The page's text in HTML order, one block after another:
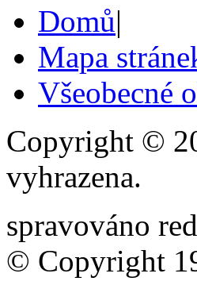
Domů|
Mapa
Všeobecné
Copyright ©
vyhrazena.
spravováno
© Copyright